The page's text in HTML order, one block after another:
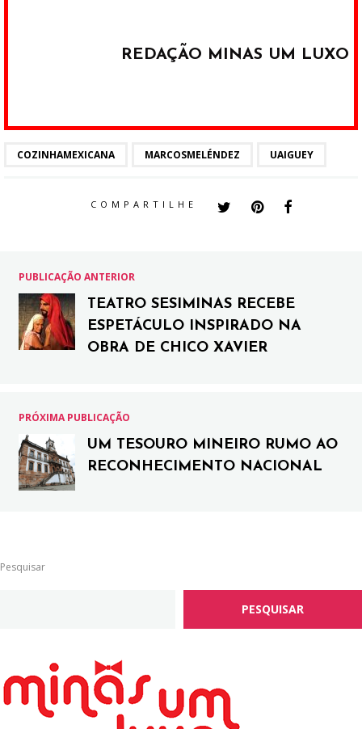
REDAÇÃO MINAS UM LUXO
COZINHAMEXICANA MARCOSMELÉNDEZ UAIGUEY
COMPARTILHE
PUBLICAÇÃO ANTERIOR
TEATRO SESIMINAS RECEBE
ESPETÁCULO INSPIRADO NA
OBRA DE CHICO XAVIER
PRÓXIMA PUBLICAÇÃO
UM TESOURO MINEIRO RUMO AO
RECONHECIMENTO NACIONAL
Pesquisar
PESQUISAR